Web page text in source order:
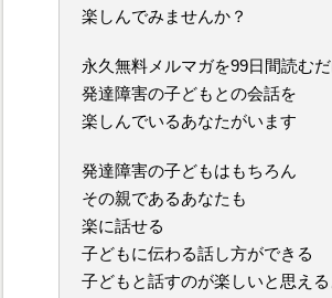
楽しんでみませんか？
永久無料メルマガを99日間読む
発達障害の子どもとの会話を
楽しんでいるあなたがいます
発達障害の子どもはもちろん
その親であるあなたも
楽に話せる
子どもに伝わる話し方ができる
子どもと話すのが楽しいと思える